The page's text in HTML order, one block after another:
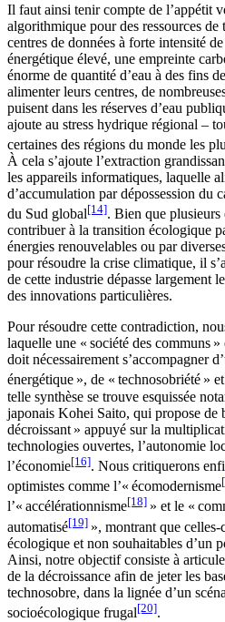
Il faut ainsi tenir compte de l’appétit
algorithmique pour des ressources de
centres de données à forte intensité
énergétique élevé, une empreinte
énorme de quantité d’eau à des fins
alimenter leurs centres, de
puisent dans les réserves d’eau
ajoute au stress hydrique régional –
certaines des régions du monde les
À cela s’ajoute l’extraction
les appareils informatiques, laquelle
d’accumulation par dépossession du
du Sud global[14]. Bien que
contribuer à la transition écologique
énergies renouvelables ou par
pour résoudre la crise climatique, il
de cette industrie dépasse largement
des innovations particulières.
Pour résoudre cette contradiction,
laquelle une « société des communs
doit nécessairement s’accompagner
énergétique », de « technosobriété »
telle synthèse se trouve esquissée
japonais Kohei Saito, qui propose de
décroissant » appuyé sur la
technologies ouvertes, l’autonomie
l’économie[16]. Nous critiquerons
optimistes comme l’« écomodernisme
l’« accélérationnisme[18] » et le «
automatisé[19] », montrant que
écologique et non souhaitables d’un
Ainsi, notre objectif consiste à
de la décroissance afin de jeter les
technosobre, dans la lignée d’un
socioécologique frugal[20].